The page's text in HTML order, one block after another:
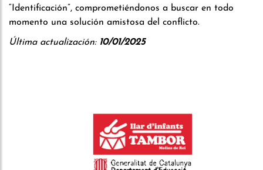
“Identificación”, comprometiéndonos a buscar en todo
momento una solución amistosa del conflicto.
Última actualización: 10/01/2025